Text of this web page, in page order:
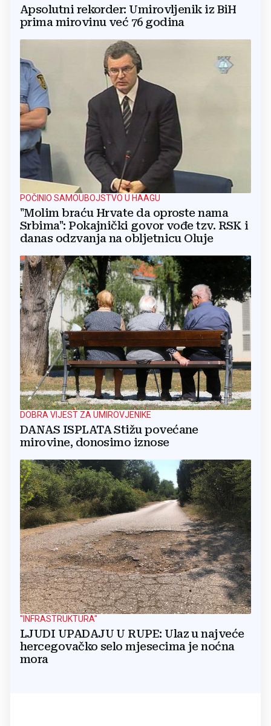
Apsolutni rekorder: Umirovljenik iz BiH
prima mirovinu već 76 godina
POČINIO SAMOUBOJSTVO U HAAGU
"Molim braću Hrvate da oproste nama
Srbima": Pokajnički govor vođe tzv. RSK i
danas odzvanja na obljetnicu Oluje
DOBRA VIJEST ZA UMIROVJENIKE
DANAS ISPLATA Stižu povećane
mirovine, donosimo iznose
"INFRASTRUKTURA"
LJUDI UPADAJU U RUPE: Ulaz u najveće
hercegovačko selo mjesecima je noćna
mora